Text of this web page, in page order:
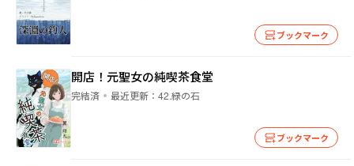
ブックマーク
開店！元聖女の純喫茶食堂
完結済 最近更新： 42.緑の石
ブックマーク